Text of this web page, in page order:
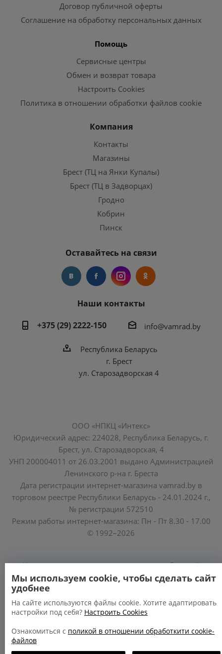
Договор публичной оферты
Соглашение на обработку персональных данных
Помощь
Сервисные центры
Обмен и возврат товара
Настроить Cookies
Политика в отношении обработки файлов cookie
Компания
Контакты
Магазины
Брест (ТЦ на Янки Купалы)
Брест (ТЦ в Задворцах)
Гродно
Кобрин
Пинск
Оставайтесь на связи
Наши контакты
+375 (29) 2222-150
info@vamrad.by
Республика Беларусь
г. Брест
ул. Старозадворская 4
ООО «НПКЦ «Интекс»
Юридический адрес: 224028, Республика Беларусь, г.
Брест, ул. Старозадворская, 4
УНП 200004011 от 26.03.2001 выдано Администрацией
Ленинского р-на г. Бреста
Дата регистрации интернет-магазина vamrad.by в
торговом реестре Республики Беларусь - 24.01.2024 г.,
№ регистрации 572510
Режим работы интернет-магазина: Пн - Пт 8.30 - 17.00
© 1992–2026
Уполномоченные по защите прав потребителей
облисполкомов, Минского горисполкома:
https://www.mart.gov.by/activity/zashchita-prav-
potrebiteley/
БРЕСТСКАЯ ОБЛАСТЬ тел. (80162) 26 97 69;
Мы используем cookie, чтобы сделать сайт
удобнее
На сайте используются файлы cookie. Хотите адаптировать
настройки под себя? Настроить Cookies
Ознакомиться с поликой в отношении обработкити cookie-
файлов